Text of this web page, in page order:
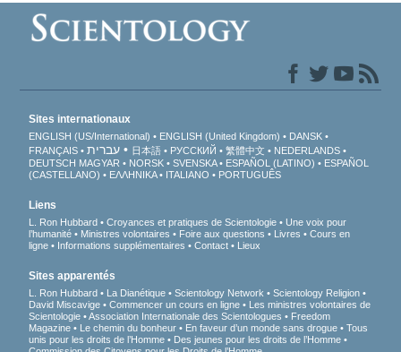
Sites internationaux
ENGLISH (US/International) ENGLISH (United Kingdom)
DANSK
FRANÇAIS
עברית 日本語 РУССКИЙ 繁體中文
NEDERLANDS
DEUTSCH MAGYAR NORSK SVENSKA ESPAÑOL (LATINO)
ESPAÑOL
(CASTELLANO)
ΕΛΛΗΝΙΚA ITALIANO PORTUGUÊS
Liens
L. Ron Hubbard Croyances et pratiques de Scientologie
Une voix pour
l’humanité
Ministres volontaires Foire aux questions Livres
Cours en
ligne
Informations supplémentaires Contact Lieux
Sites apparentés
L. Ron Hubbard La Dianétique Scientology Network
Scientology Religion
David Miscavige
Commencer un cours en ligne
Les ministres volontaires de
Scientologie
Association Internationale des Scientologues
Freedom
Magazine
Le chemin du bonheur En faveur d’un monde sans drogue
Tous
unis pour les droits de l’Homme
Des jeunes pour les droits de l’Homme